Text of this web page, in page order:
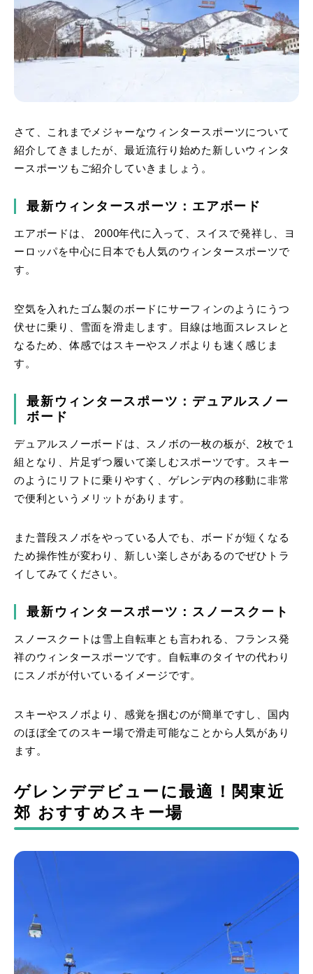
さて、これまでメジャーなウィンタースポーツについて
紹介してきましたが、最近流行り始めた新しいウィンタ
ースポーツもご紹介していきましょう。
最新ウィンタースポーツ：エアボード
エアボードは、 2000年代に入って、スイスで発祥し、ヨ
ーロッパを中心に日本でも人気のウィンタースポーツで
す。
空気を入れたゴム製のボードにサーフィンのようにうつ
伏せに乗り、雪面を滑走します。目線は地面スレスレと
なるため、体感ではスキーやスノボよりも速く感じま
す。
最新ウィンタースポーツ：デュアルスノー
ボード
デュアルスノーボードは、スノボの一枚の板が、2枚で１
組となり、片足ずつ履いて楽しむスポーツです。スキー
のようにリフトに乗りやすく、ゲレンデ内の移動に非常
で便利というメリットがあります。
また普段スノボをやっている人でも、ボードが短くなる
ため操作性が変わり、新しい楽しさがあるのでぜひトラ
イしてみてください。
最新ウィンタースポーツ：スノースクート
スノースクートは雪上自転車とも言われる、フランス発
祥のウィンタースポーツです。自転車のタイヤの代わり
にスノボが付いているイメージです。
スキーやスノボより、感覚を掴むのが簡単ですし、国内
のほぼ全てのスキー場で滑走可能なことから人気があり
ます。
ゲレンデデビューに最適！関東近
郊 おすすめスキー場